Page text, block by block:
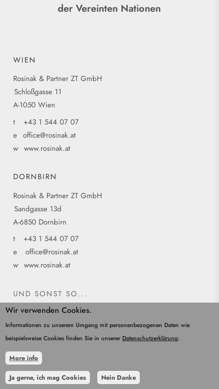
der Vereinten Nationen
WIEN
Rosinak & Partner ZT GmbH
Schloßgasse 11
A-1050 Wien
t
+43 1 544 07 07
e office@rosinak.at
w www.rosinak.at
DORNBIRN
Rosinak & Partner ZT GmbH
Sandgasse 13d
A-6850 Dornbirn
t
+43 1 544 07 07
e office@rosinak.at
w www.rosinak.at
UND SONST SO...
Home
Kontakt
Impressum
Datenschutz
Wir verwenden Cookies.
Informationen zu unserem Umgang mit personenbezogenen Daten wie
beispielsweise Cookies finden Sie in unserer Datenschutzerklärung.
More info
Ja gerne, ich mag Cookies Nein Danke